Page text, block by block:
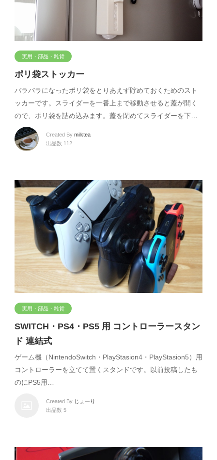
実用・部品・雑貨
ポリ袋ストッカー
バラバラになったポリ袋をとりあえず貯めておくためのスト
ッカーです。スライダーを一番上まで移動させると蓋が開く
ので、ポリ袋を詰め込みます。蓋を閉めてスライダーを下…
Created By milktea
出品数 112
実用・部品・雑貨
SWITCH・PS4・PS5 用 コントローラースタン
ド 連結式
ゲーム機（NintendoSwitch・PlayStasion4・PlayStasion5）用
コントローラーを立てて置くスタンドです。以前投稿したも
のにPS5用…
Created By じょーり
出品数 5